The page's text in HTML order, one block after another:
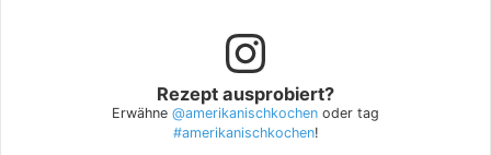
Rezept ausprobiert?
Erwähne @amerikanischkochen oder tag
#amerikanischkochen!